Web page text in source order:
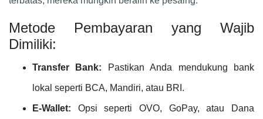
Metode Pembayaran yang Wajib
Dimiliki:
Transfer Bank: Pastikan Anda mendukung bank
lokal seperti BCA, Mandiri, atau BRI.
E-Wallet: Opsi seperti OVO, GoPay, atau Dana